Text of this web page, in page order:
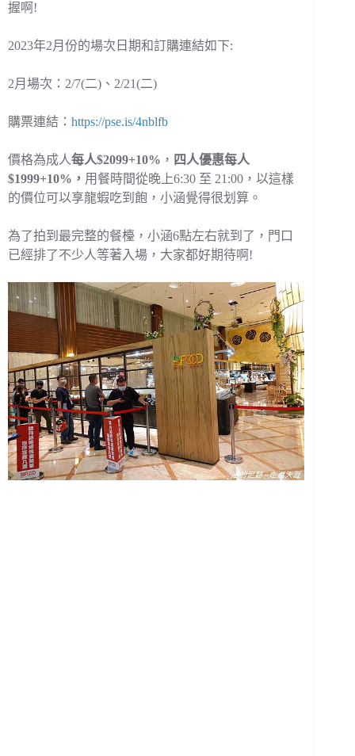
握啊!
2023年2月份的場次日期和訂購連結如下:
2月場次：2/7(二)、2/21(二)
購票連結： https://pse.is/4nblfb
價格為成人每人$2099+10% ， 四人優惠每人
$1999+10%， 用餐時間從晚上6:30 至 21:00，以這樣
的價位可以享龍蝦吃到飽，小涵覺得很划算。
為了拍到最完整的餐檯，小涵6點左右就到了，門口
已經排了不少人等著入場，大家都好期待啊!